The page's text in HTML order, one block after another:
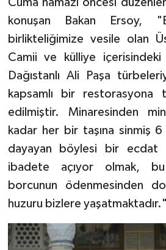
konuşan Bakan Ersoy,
birlikteliğimize vesile olan
Camii ve külliye
Dağıstanlı Ali Paşa
kapsamlı bir restorasyona
edilmiştir. Minaresinden
kadar her bir taşına sinmiş 6
dayayan böylesi bir ecdat
ibadete açıyor olmak,
borcunun ödenmesinden
huzuru bizlere
Bitlis Müftülüğü
Bolu Müftülüğü
Bursa Müftülüğü
Çanakkale Müftülüğü
Çankırı Müftülüğü
Çorum Müftülüğü
Denizli Müftülüğü
Sağlık
Makaleler
Duyurular
Podcast
Bilim, Teknoloji
Biyografiler
Diyanet TV